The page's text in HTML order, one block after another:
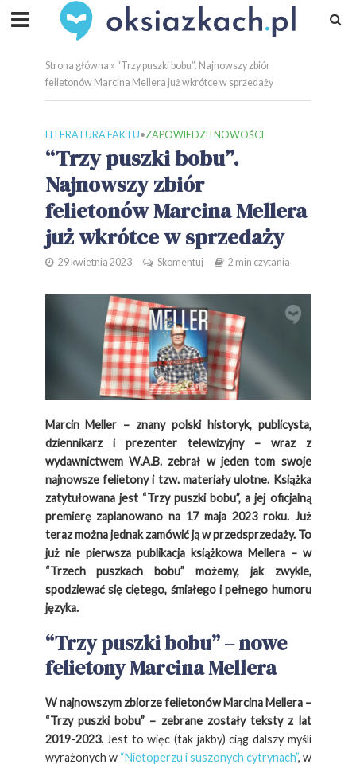
Strona główna » “Trzy puszki bobu”. Najnowszy zbiór
felietonów Marcina Mellera już wkrótce w sprzedaży
LITERATURA FAKTU•ZAPOWIEDZI I NOWOŚCI
“Trzy puszki bobu”.
Najnowszy zbiór
felietonów Marcina Mellera
już wkrótce w sprzedaży
29 kwietnia 2023 Skomentuj 2 min czytania
Marcin Meller – znany polski historyk, publicysta,
dziennikarz i prezenter telewizyjny – wraz z
wydawnictwem W.A.B. zebrał w jeden tom swoje
najnowsze felietony i tzw. materiały ulotne. Książka
zatytułowana jest “Trzy puszki bobu”, a jej oficjalną
premierę zaplanowano na 17 maja 2023 roku. Już
teraz można jednak zamówić ją w przedsprzedaży. To
już nie pierwsza publikacja książkowa Mellera – w
“Trzech puszkach bobu” możemy, jak zwykle,
spodziewać się ciętego, śmiałego i pełnego humoru
języka.
“Trzy puszki bobu” – nowe
felietony Marcina Mellera
W najnowszym zbiorze felietonów Marcina Mellera –
“Trzy puszki bobu” – zebrane zostały teksty z lat
2019-2023.Jest to więc (tak jakby) ciąg dalszy myśli
wyrażonych w “Nietoperzu i suszonych cytrynach”, w